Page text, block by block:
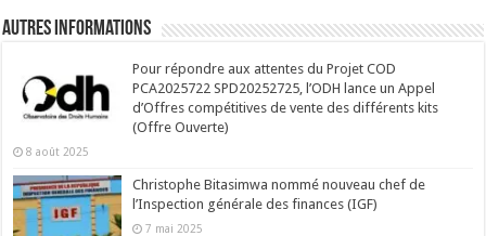
Autres Informations
Pour répondre aux attentes du Projet COD
PCA2025722 SPD20252725, l’ODH lance un Appel
d’Offres compétitives de vente des différents kits
(Offre Ouverte)
8 août 2025
Christophe Bitasimwa nommé nouveau chef de
l’Inspection générale des finances (IGF)
7 mai 2025